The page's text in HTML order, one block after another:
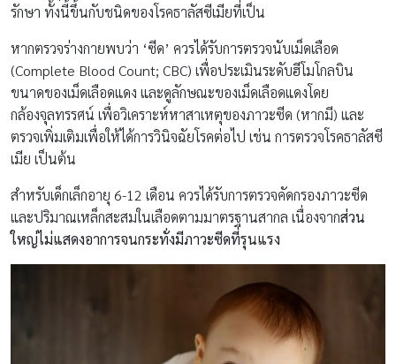
รักษา ทั้งนี้ขึ้นกับชนิดของโรคธาลัสซีเมียที่เป็น
หากตรวจร่างกายพบว่า ‘ซีด’ ควรได้รับการตรวจนับเม็ดเลือด
(Complete Blood Count; CBC) เพื่อประเมินระดับฮีโมโกลบิน
ขนาดของเม็ดเลือดแดง และดูลักษณะของเม็ดเลือดแดงโดย
กล้องจุลทรรศน์ เพื่อวิเคราะห์หาสาเหตุของภาวะซีด (หากมี) และ
ตรวจเพิ่มเติมเพื่อให้ได้การวินิจฉัยโรคต่อไป เช่น การตรวจโรคธาลัสซี
เมีย เป็นต้น
สำหรับเด็กเล็กอายุ 6-12 เดือน ควรได้รับการตรวจคัดกรองภาวะซีด
และปริมาณเหล็กสะสมในเลือดตามมาตรฐานสากล เนื่องจากส่วน
ใหญ่ไม่แสดงอาการจนกระทั่งมีภาวะซีดที่รุนแรง